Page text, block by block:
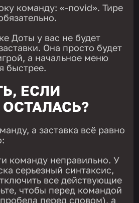
команду: «-novid». Тире
Доты у вас не будет
Она просто будет
а начальное меню
быстрее.
ЕСЛИ
а заставка всё равно
команду неправильно. У
серьезный синтаксис,
все действующие
чтобы перед командой
перед словом), а